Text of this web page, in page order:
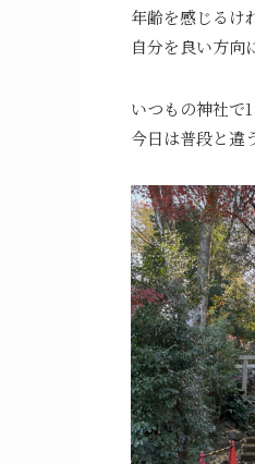
年齢を感じるけ
自分を良い方向
いつもの神社で
今日は普段と違